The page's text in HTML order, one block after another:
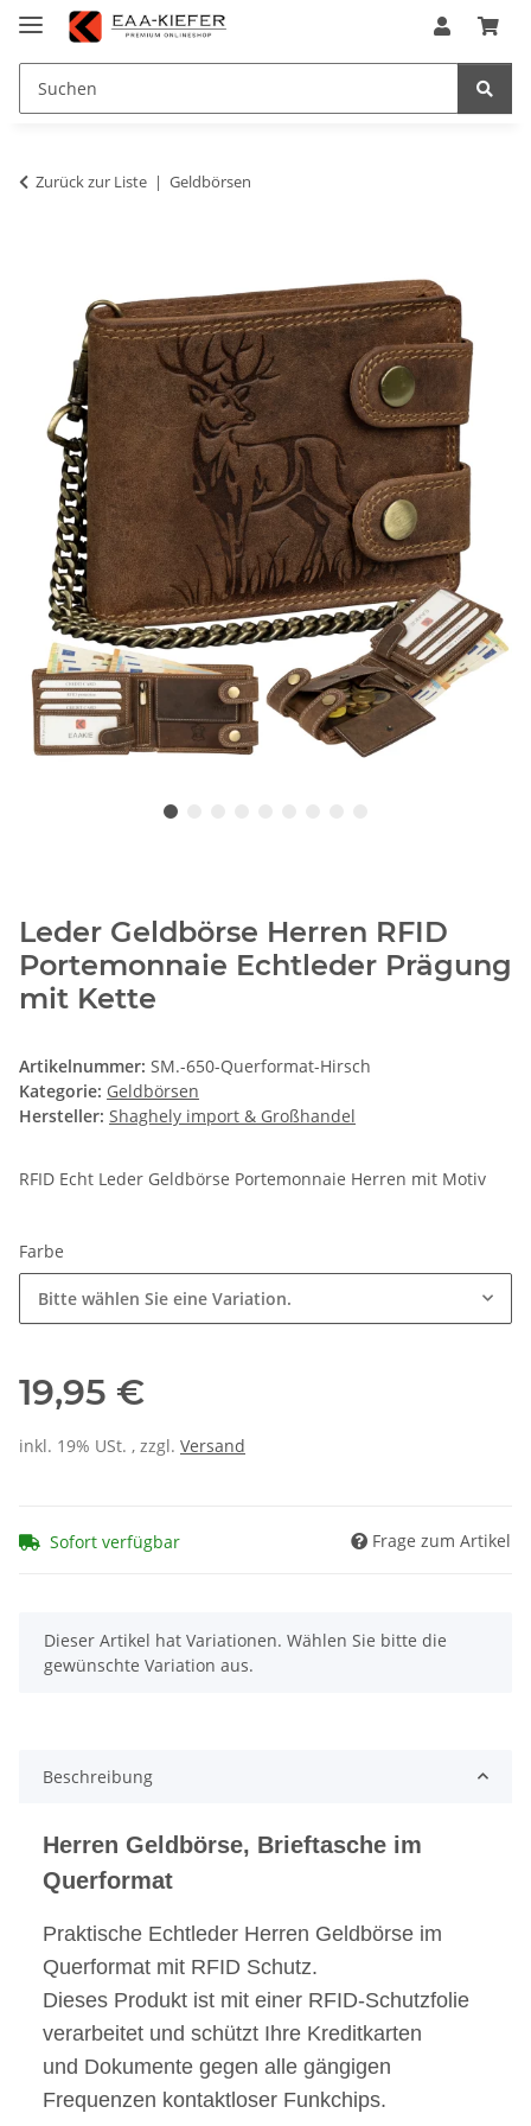
Zurück zur Liste Geldbörsen
Leder Geldbörse Herren RFID
Portemonnaie Echtleder Prägung
mit Kette
Artikelnummer: SM.-650-Querformat-Hirsch
Kategorie: Geldbörsen
Hersteller: Shaghely import & Großhandel
RFID Echt Leder Geldbörse Portemonnaie Herren mit Motiv
Farbe
Bitte wählen Sie eine Variation.
19,95 €
inkl. 19% USt. , zzgl. Versand
Sofort verfügbar Frage zum Artikel
x
Dieser Artikel hat Variationen. Wählen Sie bitte die
gewünschte Variation aus.
Beschreibung
Herren Geldbörse, Brieftasche im
Querformat
Praktische Echtleder Herren Geldbörse im
Querformat mit RFID Schutz.
Dieses Produkt ist mit einer RFID-Schutzfolie
verarbeitet und schützt Ihre Kreditkarten
und Dokumente gegen alle gängigen
Frequenzen kontaktloser Funkchips.